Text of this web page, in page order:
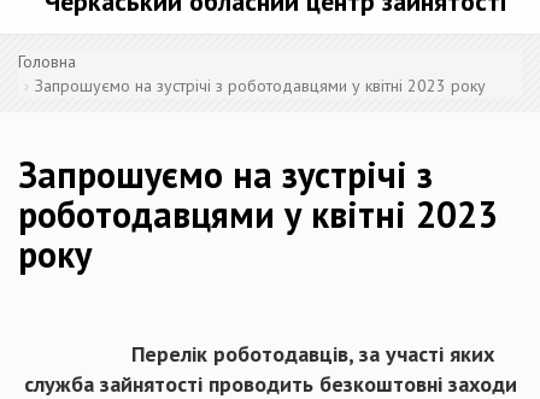
Головна
Запрошуємо на зустрічі з роботодавцями у квітні 2023 року
Запрошуємо на зустрічі з
роботодавцями у квітні 2023
року
Перелік роботодавців, за участі яких
служба зайнятості проводить безкоштовні заходи